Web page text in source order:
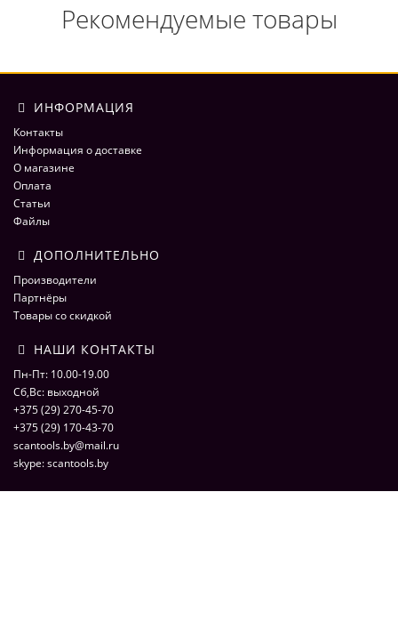
Рекомендуемые товары
ИНФОРМАЦИЯ
Контакты
Информация о доставке
О магазине
Оплата
Статьи
Файлы
ДОПОЛНИТЕЛЬНО
Производители
Партнёры
Товары со скидкой
НАШИ КОНТАКТЫ
Пн-Пт: 10.00-19.00
Сб,Вс: выходной
+375 (29) 270-45-70
+375 (29) 170-43-70
scantools.by@mail.ru
skype: scantools.by